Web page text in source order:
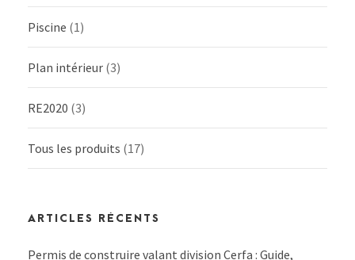
Piscine (1)
Plan intérieur (3)
RE2020 (3)
Tous les produits (17)
ARTICLES RÉCENTS
Permis de construire valant division Cerfa : Guide,